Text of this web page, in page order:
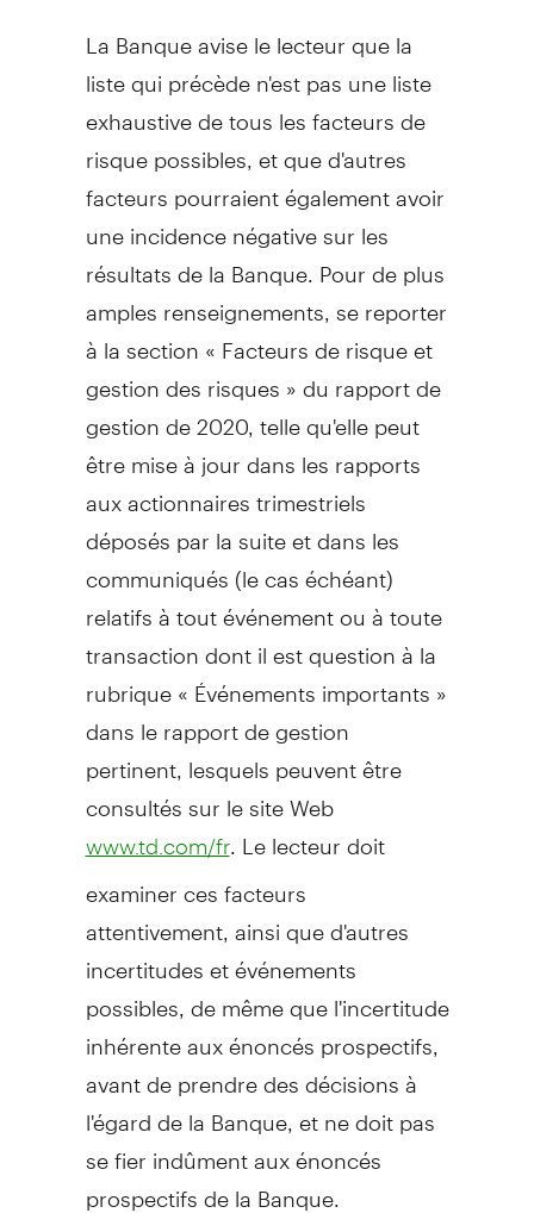
La Banque avise le lecteur que la
liste qui précède n'est pas une liste
exhaustive de tous les facteurs de
risque possibles, et que d'autres
facteurs pourraient également avoir
une incidence négative sur les
résultats de la Banque. Pour de plus
amples renseignements, se reporter
à la section « Facteurs de risque et
gestion des risques » du rapport de
gestion de 2020, telle qu'elle peut
être mise à jour dans les rapports
aux actionnaires trimestriels
déposés par la suite et dans les
communiqués (le cas échéant)
relatifs à tout événement ou à toute
transaction dont il est question à la
rubrique « Événements importants »
dans le rapport de gestion
pertinent, lesquels peuvent être
consultés sur le site Web
www.td.com/fr. Le lecteur doit
examiner ces facteurs
attentivement, ainsi que d'autres
incertitudes et événements
possibles, de même que l'incertitude
inhérente aux énoncés prospectifs,
avant de prendre des décisions à
l'égard de la Banque, et ne doit pas
se fier indûment aux énoncés
prospectifs de la Banque.